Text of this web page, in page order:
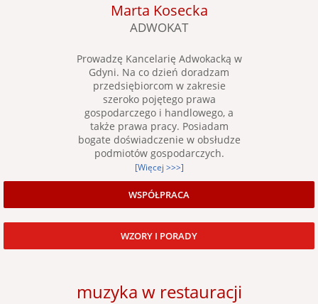
Marta Kosecka
ADWOKAT
Prowadzę Kancelarię Adwokacką w
Gdyni. Na co dzień doradzam
przedsiębiorcom w zakresie
szeroko pojętego prawa
gospodarczego i handlowego, a
także prawa pracy. Posiadam
bogate doświadczenie w obsłudze
podmiotów gospodarczych.
[Więcej >>>]
WSPÓŁPRACA
WZORY I PORADY
muzyka w restauracji